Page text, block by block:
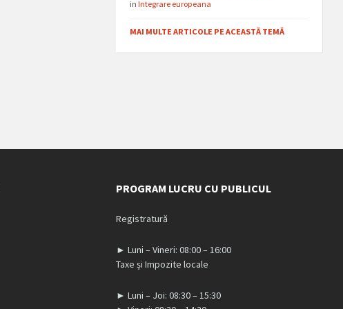
inIntegrare europeana
MAI MULTE ARTICOLE PE ACEASTĂ TEMĂ
PROGRAM LUCRU CU PUBLICUL
Registratură
► Luni – Vineri: 08:00 – 16:00
Taxe și Impozite locale
► Luni – Joi: 08:30 – 15:30